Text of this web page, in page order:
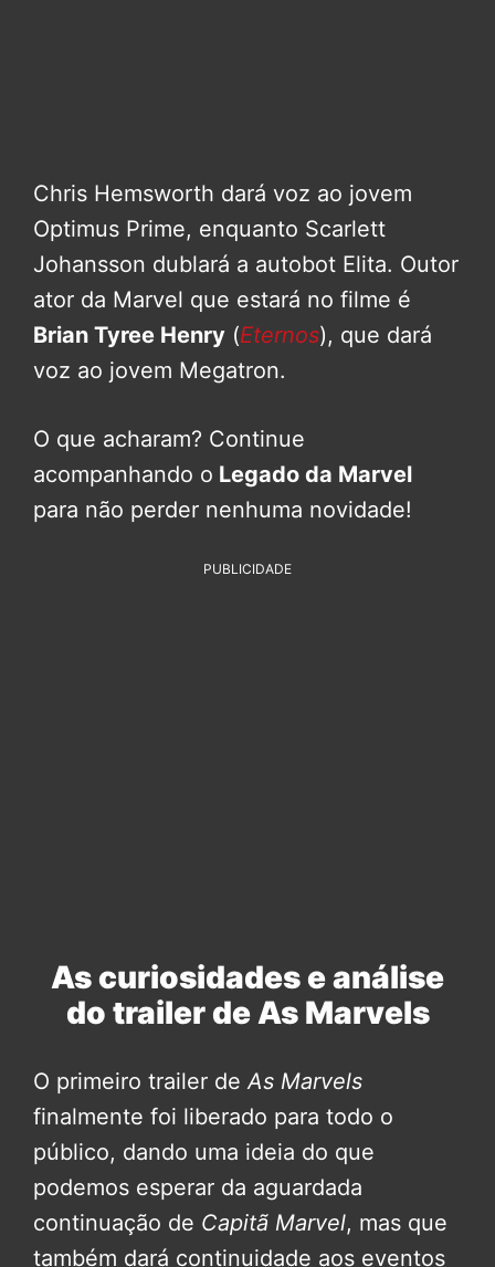
Chris Hemsworth dará voz ao jovem
Optimus Prime, enquanto Scarlett
Johansson dublará a autobot Elita. Outor
ator da Marvel que estará no filme é
Brian Tyree Henry (Eternos), que dará
voz ao jovem Megatron.
O que acharam? Continue
acompanhando o Legado da Marvel
para não perder nenhuma novidade!
PUBLICIDADE
As curiosidades e análise
do trailer de As Marvels
O primeiro trailer deAs Marvels
finalmente foi liberado para todo o
público, dando uma ideia do que
podemos esperar da aguardada
continuação de Capitã Marvel, mas que
também dará continuidade aos eventos